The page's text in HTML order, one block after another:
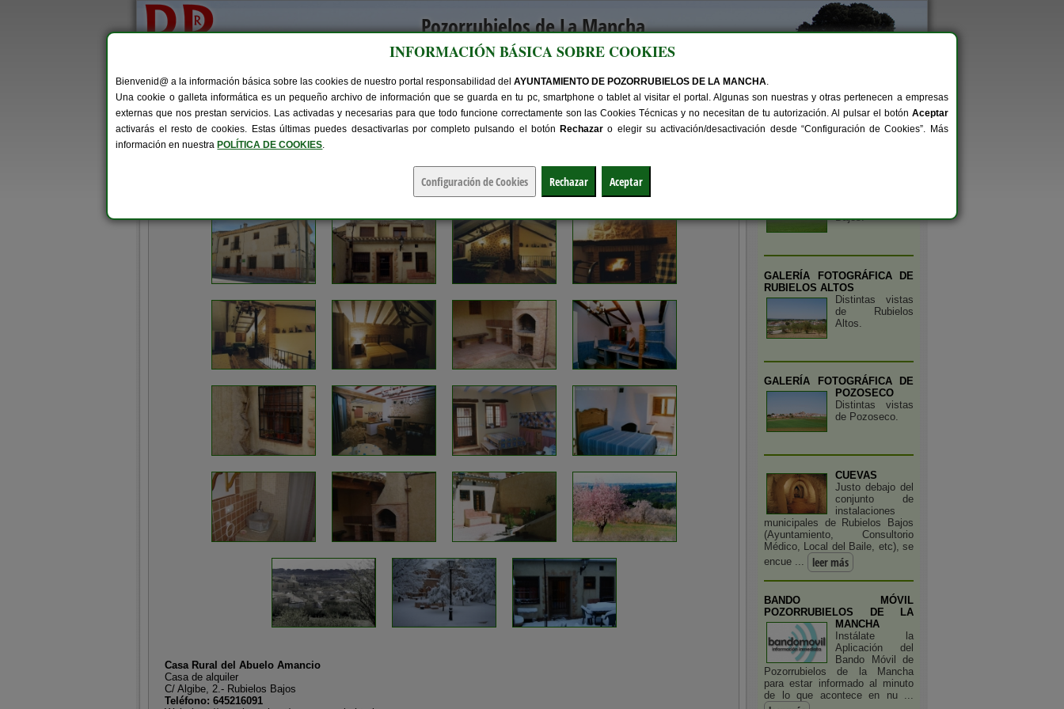
Pozorrubielos de La Mancha
Inicio Ayuntamiento Servicios Instalaciones El Municipio Turismo Eventos Archivo Convocatorias
Pozorrubielos de La Mancha >Turismo> Casa Rural del Abuelo Amancio
CASA RURAL DEL ABUELO AMANCIO
Casa Rural del Abuelo Amancio
Casa de alquiler
C/ Algibe, 2.- Rubielos Bajos
Teléfono: 645216091
de Interés
Bajos.
GALERÍA FOTOGRÁFICA DE
RUBIELOS ALTOS
Distintas vistas
de Rubielos
Altos.
GALERÍA FOTOGRÁFICA DE
POZOSECO
Distintas vistas
de Pozoseco.
CUEVAS
Justo debajo del
conjunto de
instalaciones
municipales de Rubielos Bajos
(Ayuntamiento, Consultorio
Médico, Local del Baile, etc), se
encue ...
leer más
BANDO MÓVIL
POZORRUBIELOS DE LA
MANCHA
Instálate la
Aplicación del
Bando Móvil de
Pozorrubielos de la Mancha
para estar informado al minuto
de lo que acontece en nu ...
INFORMACIÓN BÁSICA SOBRE COOKIES
Bienvenid@ a la información básica sobre las cookies de nuestro portal responsabilidad delAYUNTAMIENTO DE POZORRUBIELOS DE LA MANCHA.
Una cookie o galleta informática es un pequeño archivo de información que se guarda en tu pc, smartphone o tablet al visitar el portal. Algunas son nuestras y otras pertenecen a empresas
externas que nos prestan servicios. Las activadas y necesarias para que todo funcione correctamente son las Cookies Técnicas y no necesitan de tu autorización. Al pulsar el botón Aceptar
activarás el resto de cookies. Estas últimas puedes desactivarlas por completo pulsando el botón Rechazar o elegir su activación/desactivación desde “Configuración de Cookies”. Más
información en nuestra POLÍTICA DE COOKIES.